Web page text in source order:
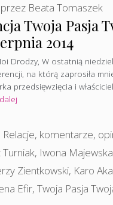
Twoja Pasja
2014
przez Beata Tomaszek
Drodzy, W ostatnią
na którą zaprosiła
przedsięwzięcia i
Relacje, komentarze,
, Iwona
Zientkowski, Karo
Efir, Twoja Pasja